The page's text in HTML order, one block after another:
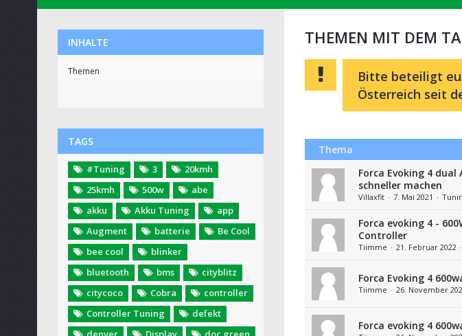
INHALTE
Themen
TAGS
#Tuning 3
20kmh
25kmh
500w
abe
akku
Akku Tuning
app
Augment
batterie
Be Cool
bee cool
blinker
bluetooth
bms
cityblitz
citycoco
Cobra
controller
Controller Tuning
defekt
THEMEN MIT DEM
Bitte beteiligt
Österreich seit
Thema
Forca Evoking 4
schneller machen
Villaxfit 7. Mai 2021
Forca evoking 4 -
Controller
Tiimme 21. Februar 2022
Forca Evoking 4
Tiimme 26. November
Forca evoking 4